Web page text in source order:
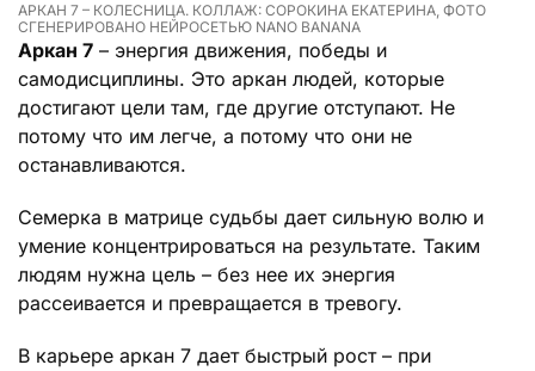
АРКАН 7 – КОЛЕСНИЦА. КОЛЛАЖ: СОРОКИНА ЕКАТЕРИНА, ФОТО
СГЕНЕРИРОВАНО НЕЙРОСЕТЬЮ NANO BANANA
Аркан 7 – энергия движения, победы и
самодисциплины. Это аркан людей, которые
достигают цели там, где другие отступают. Не
потому что им легче, а потому что они не
останавливаются.
Семерка в матрице судьбы дает сильную волю и
умение концентрироваться на результате. Таким
людям нужна цель – без нее их энергия
рассеивается и превращается в тревогу.
В карьере аркан 7 дает быстрый рост – при